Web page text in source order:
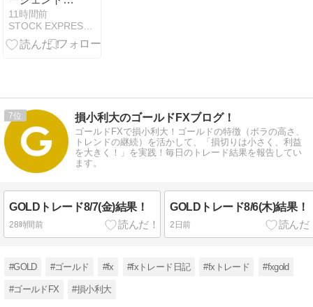
決算】ゲーム
とABEMAが
けん引し通期
増、増配も発
表
11時間前
STOCK EXPRESS【株式特急】
7 損小利大のゴールドFXブログ！
ゴールドFXで損小利大！ゴールドの特徴（ボラの高さ、
トレンドの継続）を活かして、「損切りは小さく、利益
を大きく！」を実践！毎日のトレード結果を報告してい
ます。
GOLDトレード8/7(金)結果！
28時間前
GOLDトレード8/6(木)結果！
2日前
#GOLD #ゴールド #fx #fxトレード日記 #fxトレード #fxgold
#ゴールドFX #損小利大